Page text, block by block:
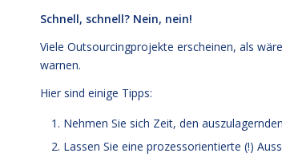
Schnell, schnell? Nein, nein!
Viele Outsourcingprojekte erscheinen, als
warnen.
Hier sind einige Tipps:
Nehmen Sie sich Zeit, den
Lassen Sie eine prozessorientierte (!)